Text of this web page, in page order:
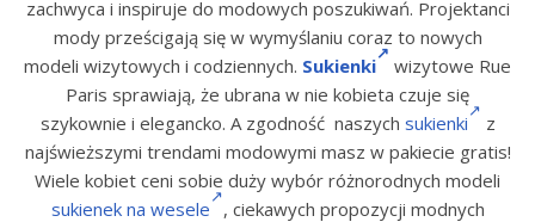
zachwyca i inspiruje do modowych poszukiwań. Projektanci
mody prześcigają się w wymyślaniu coraz to nowych
modeli wizytowych i codziennych. Sukienki
wizytowe Rue
Paris sprawiają, że ubrana w nie kobieta czuje się
szykownie i elegancko. A zgodność naszych sukienki
z
najświeższymi trendami modowymi masz w pakiecie gratis!
Wiele kobiet ceni sobie duży wybór różnorodnych modeli
sukienek na wesele
, ciekawych propozycji modnych